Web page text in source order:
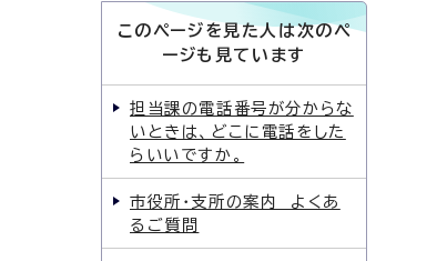
このページを見た人は次のペ
ージも見ています
担当課の電話番号が分からな
いときは、どこに電話をした
らいいですか。
市役所・支所の案内 よくあ
るご質問